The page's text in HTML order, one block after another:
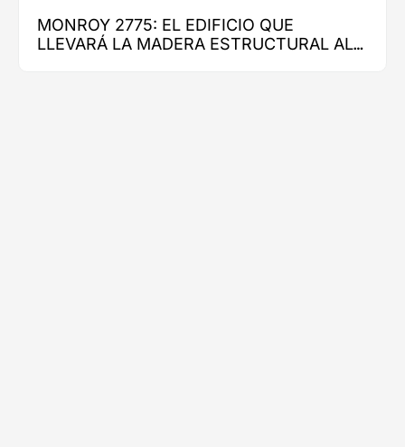
MONROY 2775: EL EDIFICIO QUE
LLEVARÁ LA MADERA ESTRUCTURAL AL